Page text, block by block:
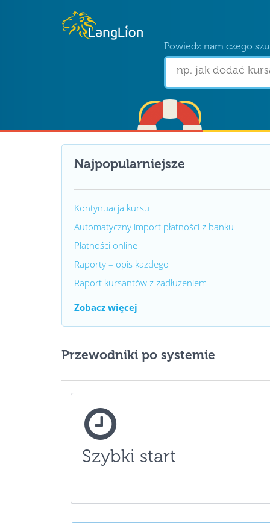
Powiedz nam czego
Najpopularniejsze
Kontynuacja kursu
Automatyczny import płatności z banku
Płatności online
Raporty – opis każdego
Raport kursantów z zadłużeniem
Zobacz więcej
Przewodniki po systemie
Szybki start